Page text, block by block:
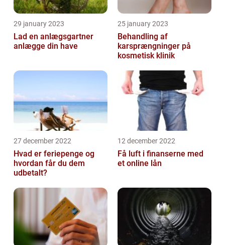
29 january 2023
Lad en anlægsgartner
anlægge din have
25 january 2023
Behandling af
karsprængninger på
kosmetisk klinik
27 december 2022
Hvad er feriepenge og
hvordan får du dem
udbetalt?
12 december 2022
Få luft i finanserne med
et online lån